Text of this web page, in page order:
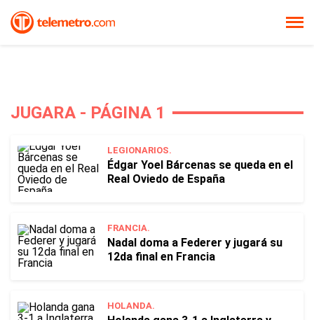
JUGARA - PÁGINA 1
LEGIONARIOS.
Édgar Yoel Bárcenas se queda en el
Real Oviedo de España
FRANCIA.
Nadal doma a Federer y jugará su
12da final en Francia
HOLANDA.